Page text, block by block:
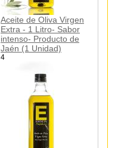
Aceite de Oliva Virgen
Extra - 1 Litro- Sabor
intenso- Producto de
Jaén (1 Unidad)
4